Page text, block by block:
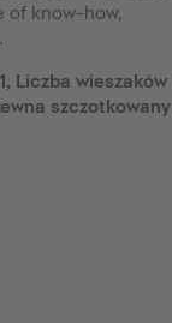
of know-how,
Liczba wieszaków
szczotkowany